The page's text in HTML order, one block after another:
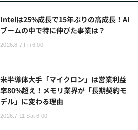
Intelは25%成長で15年ぶりの高成長！AI
ブームの中で特に伸びた事業は？
2026.8.7 Fri 6:00
米半導体大手「マイクロン」は営業利益
率80%超え！メモリ業界が「長期契約モ
デル」に変わる理由
2026.7.11 Sat 6:00